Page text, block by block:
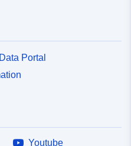
Portal
Youtube